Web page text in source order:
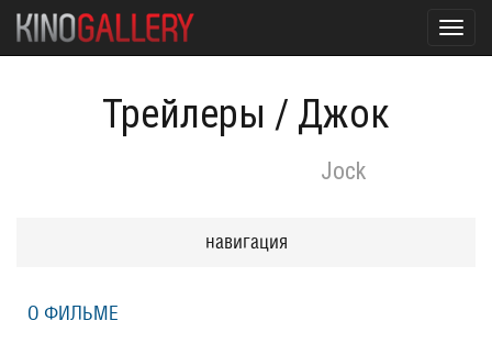
Трейлеры / Джок
Jock
навигация
О ФИЛЬМЕ